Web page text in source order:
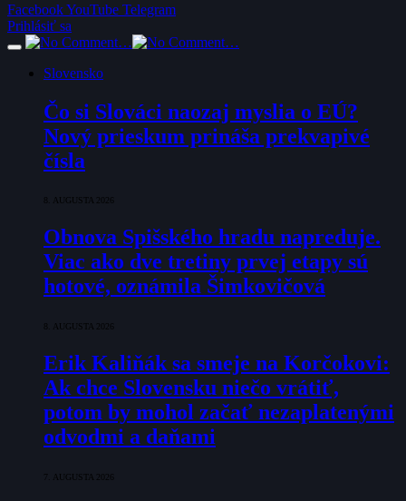
FacebookYouTube Telegram
Prihlásiť sa
Slovensko
Čo si Slováci naozaj myslia o EÚ?
Nový prieskum prináša prekvapivé
čísla
8. AUGUSTA 2026
Obnova Spišského hradu napreduje.
Viac ako dve tretiny prvej etapy sú
hotové, oznámila Šimkovičová
8. AUGUSTA 2026
Erik Kaliňák sa smeje na Korčokovi:
Ak chce Slovensku niečo vrátiť,
potom by mohol začať nezaplatenými
odvodmi a daňami
7. AUGUSTA 2026